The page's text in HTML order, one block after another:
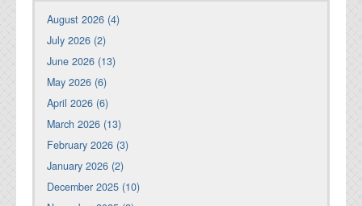
August 2026 (4)
July 2026 (2)
June 2026 (13)
May 2026 (6)
April 2026 (6)
March 2026 (13)
February 2026 (3)
January 2026 (2)
December 2025 (10)